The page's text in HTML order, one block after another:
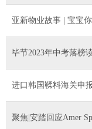
亚新物业故事 | 宝宝
毕节2023年中考落榜
进口韩国鞣料海关申
聚焦|安踏回应Amer